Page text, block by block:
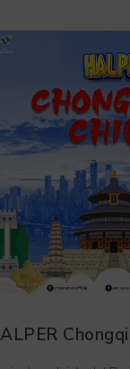
Itinerary
2025 – with